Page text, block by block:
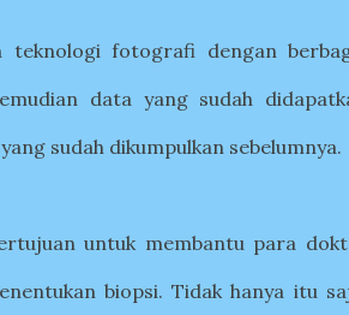
teknologi fotografi dengan
data yang sudah
yang sudah dikumpulkan sebelumnya.
untuk membantu para
biopsi. Tidak hanya itu